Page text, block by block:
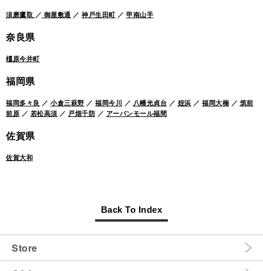
須磨鷹取 ／ 御屋敷通 ／ 神戸生田町／ 甲南山手
奈良県
橿原今井町
福岡県
福岡多々良 ／ 小倉三萩野 ／ 福岡今川 ／ 八幡光貞台 ／ 姪浜 ／ 福岡大楠 ／ 筑前
前原 ／ 若松高須 ／ 戸畑千防 ／ アーバンモール福間
佐賀県
佐賀大和
Back To Index
Store